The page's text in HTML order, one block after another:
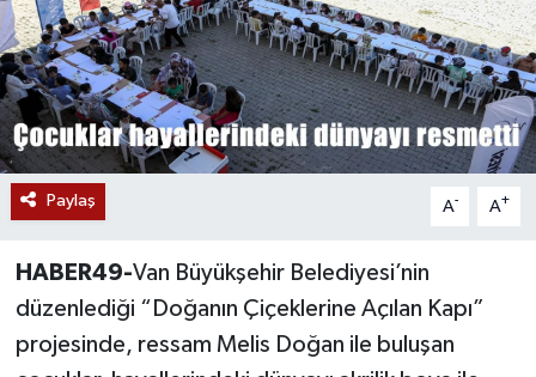
Paylaş A- A+
HABER49-Van Büyükşehir Belediyesi’nin
düzenlediği “Doğanın Çiçeklerine Açılan Kapı”
projesinde, ressam Melis Doğan ile buluşan
Hasköy
Korkut
Bulanık
Malazgirt
Varto